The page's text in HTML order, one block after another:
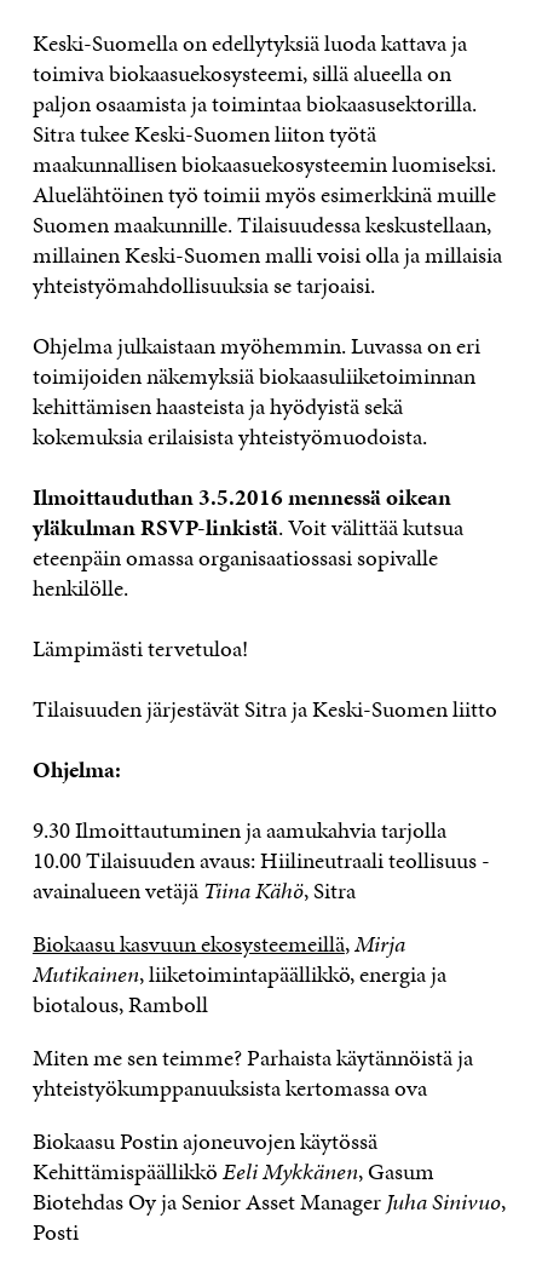
Keski-Suomella on edellytyksiä luoda kattava ja
toimiva biokaasuekosysteemi, sillä alueella on
paljon osaamista ja toimintaa biokaasusektorilla.
Sitra tukee Keski-Suomen liiton työtä
maakunnallisen biokaasuekosysteemin luomiseksi.
Aluelähtöinen työ toimii myös esimerkkinä muille
Suomen maakunnille. Tilaisuudessa keskustellaan,
millainen Keski-Suomen malli voisi olla ja millaisia
yhteistyömahdollisuuksia se tarjoaisi.
Ohjelma julkaistaan myöhemmin. Luvassa on eri
toimijoiden näkemyksiä biokaasuliiketoiminnan
kehittämisen haasteista ja hyödyistä sekä
kokemuksia erilaisista yhteistyömuodoista.
Ilmoittauduthan 3.5.2016 mennessä oikean
yläkulman RSVP-linkistä. Voit välittää kutsua
eteenpäin omassa organisaatiossasi sopivalle
henkilölle.
Lämpimästi tervetuloa!
Tilaisuuden järjestävät Sitra ja Keski-Suomen liitto
Ohjelma:
9.30 Ilmoittautuminen ja aamukahvia tarjolla
10.00 Tilaisuuden avaus: Hiilineutraali teollisuus -
avainalueen vetäjäTiina Kähö, Sitra
Biokaasu kasvuun ekosysteemeillä,Mirja
Mutikainen, liiketoimintapäällikkö, energia ja
biotalous, Ramboll
Miten me sen teimme? Parhaista käytännöistä ja
yhteistyökumppanuuksista kertomassa ova
Biokaasu Postin ajoneuvojen käytössä
KehittämispäällikköEeli Mykkänen, Gasum
Biotehdas Oy ja Senior Asset ManagerJuha Sinivuo,
Posti